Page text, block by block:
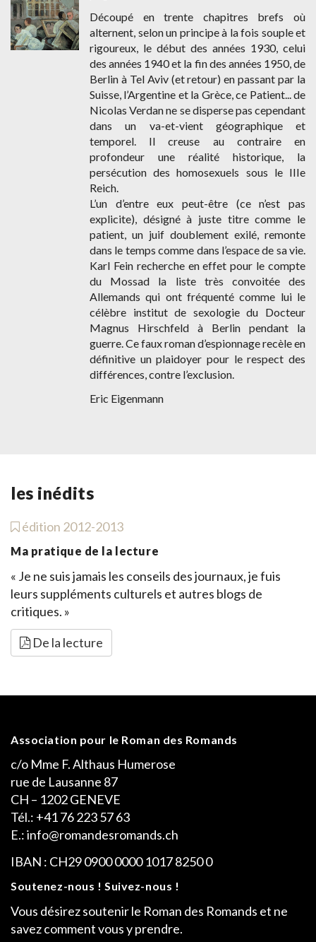
Découpé en trente chapitres brefs où
alternent, selon un principe à la fois souple et
rigoureux, le début des années 1930, celui
des années 1940 et la fin des années 1950, de
Berlin à Tel Aviv (et retour) en passant par la
Suisse, l’Argentine et la Grèce, ce Patient... de
Nicolas Verdan ne se disperse pas cependant
dans un va-et-vient géographique et
temporel. Il creuse au contraire en
profondeur une réalité historique, la
persécution des homosexuels sous le IIIe
Reich.
L’un d’entre eux peut-être (ce n’est pas
explicite), désigné à juste titre comme le
patient, un juif doublement exilé, remonte
dans le temps comme dans l’espace de sa vie.
Karl Fein recherche en effet pour le compte
du Mossad la liste très convoitée des
Allemands qui ont fréquenté comme lui le
célèbre institut de sexologie du Docteur
Magnus Hirschfeld à Berlin pendant la
guerre. Ce faux roman d’espionnage recèle en
définitive un plaidoyer pour le respect des
différences, contre l’exclusion.
Eric Eigenmann
les inédits
édition 2012-2013
Ma pratique de la lecture
« Je ne suis jamais les conseils des journaux, je fuis
leurs suppléments culturels et autres blogs de
critiques. »
De la lecture
Association pour le Roman des Romands
c/o Mme F. Althaus Humerose
rue de Lausanne 87
CH – 1202 GENEVE
Tél.: +41 76 223 57 63
E.: info@romandesromands.ch
IBAN : CH29 0900 0000 1017 8250 0
Soutenez-nous ! Suivez-nous !
Vous désirez soutenir le Roman des Romands et ne
savez comment vous y prendre.